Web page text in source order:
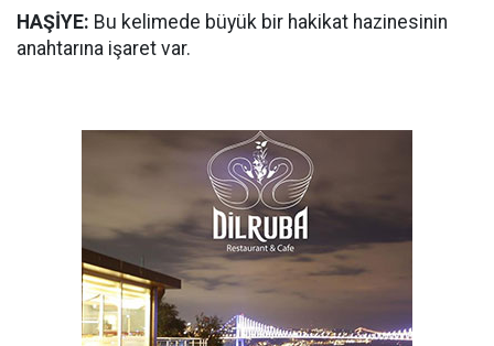
HAŞİYE: Bu kelimede büyük bir hakikat hazinesinin
anahtarına işaret var.